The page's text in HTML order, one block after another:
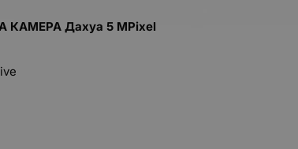
КАМЕРА Дахуа 5 MPixel